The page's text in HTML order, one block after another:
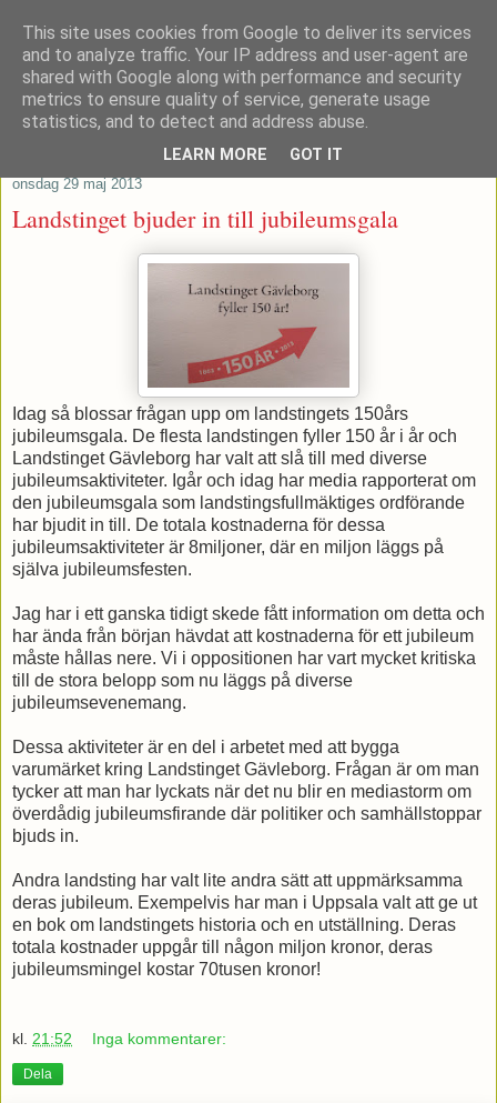
Patrik Stenvard
Tankar från ett moderat regionråd
onsdag 29 maj 2013
Landstinget bjuder in till jubileumsgala
Idag så blossar frågan upp om landstingets 150års
jubileumsgala. De flesta landstingen fyller 150 år i år och
Landstinget Gävleborg har valt att slå till med diverse
jubileumsaktiviteter. Igår och idag har media rapporterat om
den jubileumsgala som landstingsfullmäktiges ordförande
har bjudit in till. De totala kostnaderna för dessa
jubileumsaktiviteter är 8miljoner, där en miljon läggs på
själva jubileumsfesten.
Jag har i ett ganska tidigt skede fått information om detta och
har ända från början hävdat att kostnaderna för ett jubileum
måste hållas nere. Vi i oppositionen har vart mycket kritiska
till de stora belopp som nu läggs på diverse
jubileumsevenemang.
Dessa aktiviteter är en del i arbetet med att bygga
varumärket kring Landstinget Gävleborg. Frågan är om man
tycker att man har lyckats när det nu blir en mediastorm om
överdådig jubileumsfirande där politiker och samhällstoppar
bjuds in.
Andra landsting har valt lite andra sätt att uppmärksamma
deras jubileum. Exempelvis har man i Uppsala valt att ge ut
en bok om landstingets historia och en utställning. Deras
totala kostnader uppgår till någon miljon kronor, deras
jubileumsmingel kostar 70tusen kronor!
kl. 21:52 Inga kommentarer:
Dela
This site uses cookies from Google to deliver its services
and to analyze traffic. Your IP address and user-agent are
shared with Google along with performance and security
metrics to ensure quality of service, generate usage
statistics, and to detect and address abuse.
LEARN MORE GOT IT